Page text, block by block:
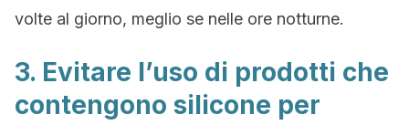
volte al giorno, meglio se nelle ore notturne.
3. Evitare l’uso di prodotti che
contengono silicone per